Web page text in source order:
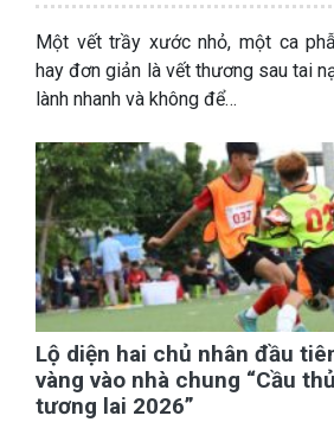
Một vết trầy xước nhỏ, một ca
hay đơn giản là vết thương sau tai
lành nhanh và không để…
Lộ diện hai chủ nhân đầu
vàng vào nhà chung “Cầu
tương lai 2026”